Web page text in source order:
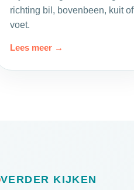
richting bil, bovenbeen, kuit of
voet.
Lees meer
VERDER KIJKEN